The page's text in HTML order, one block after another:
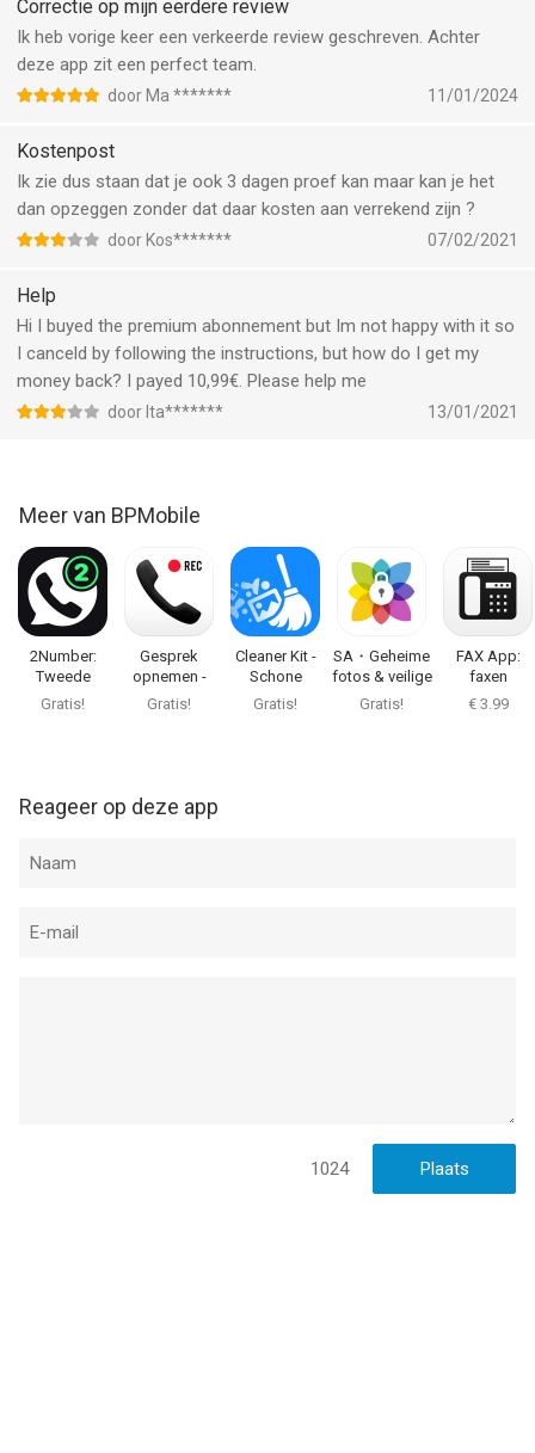
drastisch kan verlagen.
Informatie over automatisch verlenging van het abonnement:
– De gratis proefperiode wordt na afloop automatisch
– De betaling zal door Apple in rekening worden gebracht na
bevestiging van de aankoop
– De inschrijving wordt automatisch vernieuwd, tenzij de
automatische vernieuwing minstens 24 uur vóór het verlopen
– De vernieuwing zal aan het account aangerekend worden
binnen de 24 uur vóór het verlopen van de huidige periode. De
kosten hangen af van het geselecteerde abonnement
– Inschrijvingen kunnen door de gebruiker beheerd worden en
de automatische vernieuwing kan na de aankoop stopgezet
Door de app te gebruiken, gaat u akkoord met ons privacybeleid
en onze gebruiksvoorwaarden:
https://bpmob.com/safe24/privacy/
https://bpmob.com/safe24/terms/
met leeftijden vanaf
Informatie voor Findo - Zoek mijn vriendenis het laatst
Correctie op mijn eerdere review
Ik heb vorige keer een verkeerde review geschreven. Achter
deze app zit een perfect team.
door Ma ******* 11/01/2024
Kostenpost
Ik zie dus staan dat je ook 3 dagen proef kan maar kan je het
dan opzeggen zonder dat daar kosten aan verrekend zijn ?
door Kos******* 07/02/2021
Help
Hi I buyed the premium abonnement but Im not happy with it so
I canceld by following the instructions, but how do I get my
money back? I payed 10,99€. Please help me
door Ita******* 13/01/2021
Meer van BPMobile
2Number:
Tweede
telefoonnummer
Gratis!
Gesprek
opnemen -
RecMyCalls
Gratis!
Cleaner Kit -
Schone
telefoon
Gratis!
SA・Geheime
fotos & veilige
map
Gratis!
FAX App:
faxen
versturen
€ 3.99
Reageer op deze app
1024